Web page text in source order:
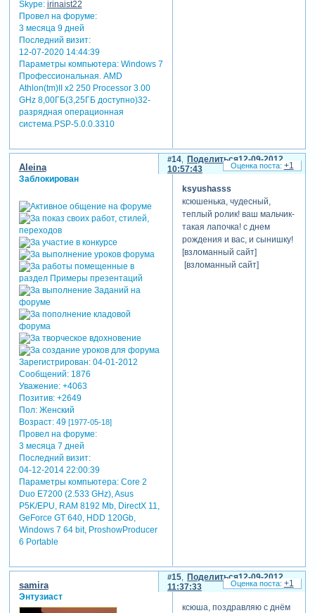
Skype: irinaist22
Провел на форуме:
3 месяца 9 дней
Последний визит:
12-07-2020 14:44:39
Параметры компьютера:Windows 7
Профессиональная. AMD
Athlon(tm)II x2 250 Processor 3.00
GHz 8,00ГБ(3,25ГБ доступно)32-
разрядная операционная
система.PSP-5.0.0.3310
Поделиться
14
12-09-2012
10:57:43
Aleina
Заблокирован
Зарегистрирован: 04-01-2012
Сообщений:1876
Уважение: +4063
Позитив: +2649
Пол:Женский
Возраст:49 [1977-05-18]
Провел на форуме:
3 месяца 7 дней
Последний визит:
04-12-2014 22:00:39
Параметры компьютера:Core 2
Duo E7200 (2.533 GHz), Asus
P5K/EPU, RAM 8192 Mb, DirectX 11,
GeForce GT 640, HDD 120Gb,
Windows 7 64 bit, ProshowProducer
6 Portable
ksyushasss
ксюшенька, чудесный,
теплый ролик! ваш мальчик-
такая лапочка! с днем
рождения и вас, и сынишку!
[взломанный сайт]
[взломанный сайт]
+1
Поделиться
15
12-09-2012
11:37:33
samira
Энтузиаст
ксюша, поздравляю с днём
+1